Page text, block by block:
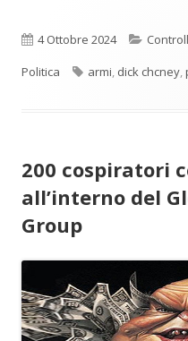
Pubblicato
4 Ottobre 2024
Politica
Tag
armi, dick chcney,
200 cospiratori
all’interno del
Group